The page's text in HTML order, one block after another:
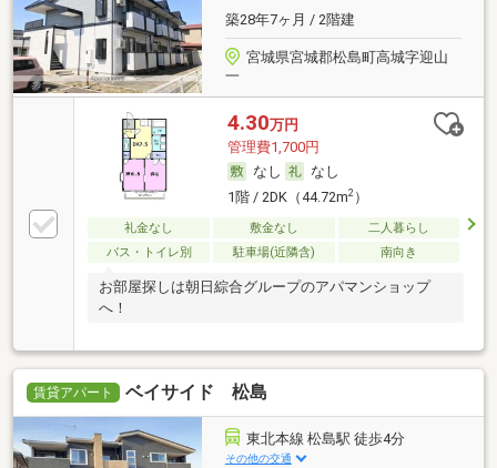
築28年7ヶ月 / 2階建
宮城県宮城郡松島町高城字迎山
一
4.30万円
管理費1,700円
なし
なし
1階 / 2DK（44.72m2）
礼金なし 敷金なし
二人暮らし
バス・トイレ別
駐車場(近隣含) 南向き
お部屋探しは朝日綜合グループのアパマンショップ
へ！
賃貸アパート ベイサイド 松島
東北本線 松島駅 徒歩4分
その他の交通